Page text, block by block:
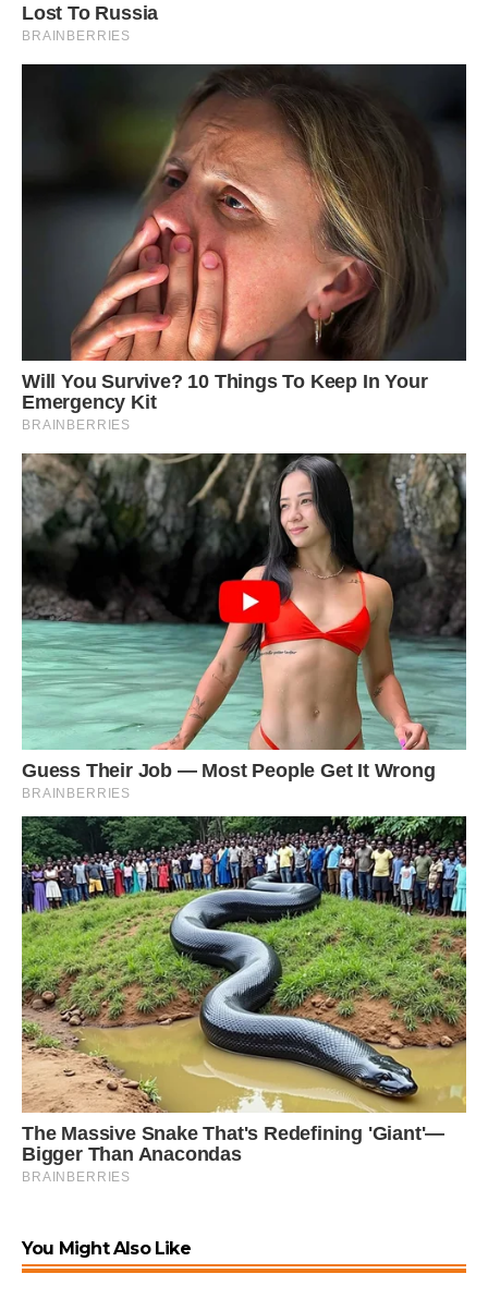
You Might Also Like